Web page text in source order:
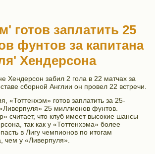
готов заплатить 25
фунтов за капитана
Хендерсона
Хендерсон забил 2 гола в 22 матчах за
сборной Англии он провел 22 встречи.
«Тоттенхэм» готов заплатить за 25-
25 миллионов фунтов.
считает, что клуб имеет высокие шансы
так как у «Тоттенхэма» более
в Лигу чемпионов по итогам
чем у «Ливерпуля».